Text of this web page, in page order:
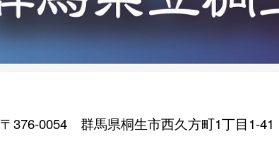
〒376-0054 群馬県桐生市西久方町1丁目1-41